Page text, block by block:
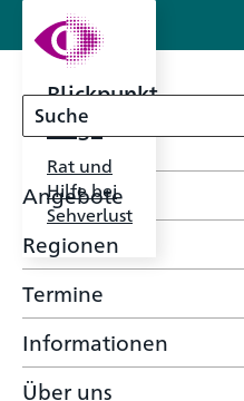
Blickpunkt
Auge
Rat und
Hilfe bei
Sehverlust
Angebote
Regionen
Termine
Informationen
Über uns